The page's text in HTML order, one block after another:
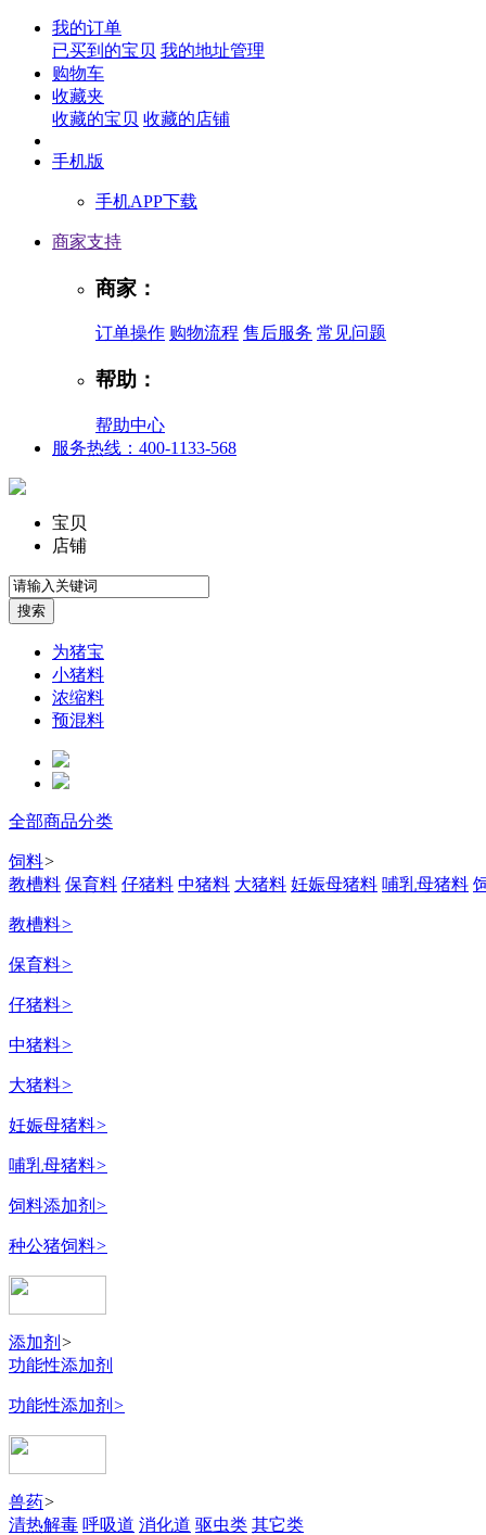
我的订单
已买到的宝贝 我的地址管理
购物车
收藏夹
收藏的宝贝 收藏的店铺
手机版
手机APP下载
商家支持
商家：
订单操作 购物流程 售后服务 常见问题
帮助：
帮助中心
服务热线：400-1133-568
宝贝
店铺
为猪宝
小猪料
浓缩料
预混料
全部商品分类
饲料>
教槽料 保育料 仔猪料 中猪料 大猪料 妊娠母猪料 哺乳母猪料
教槽料>
保育料>
仔猪料>
中猪料>
大猪料>
妊娠母猪料>
哺乳母猪料>
饲料添加剂 >
种公猪饲料>
添加剂 >
功能性添加剂
功能性添加剂 >
兽药>
清热解毒 呼吸道 消化道 驱虫类 其它类